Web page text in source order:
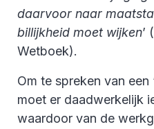
daarvoor naar
billijkheid moet wijken’
Wetboek).
Om te spreken van een
moet er daadwerkelijk
waardoor van de